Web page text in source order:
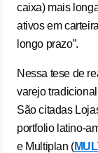
caixa) mais
ativos em
longo prazo”.
Nessa tese de
varejo
São citadas
portfolio latino-
e Multiplan (